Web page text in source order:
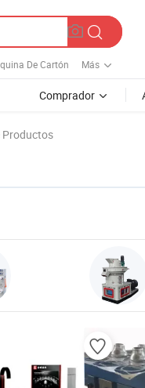
De Cartón Más
Comprador
Productos